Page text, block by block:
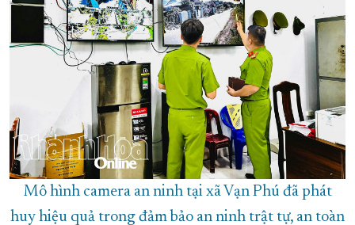
Mô hình camera an ninh tại xã Vạn Phú đã phát
huy hiệu quả trong đảm bảo an ninh trật tự, an toàn